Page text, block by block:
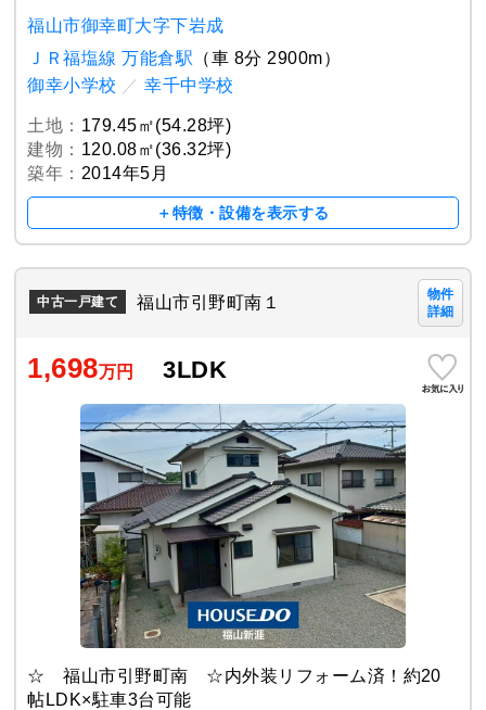
福山市御幸町大字下岩成
ＪＲ福塩線 万能倉駅 （車 8分 2900m）
御幸小学校 ／ 幸千中学校
土地： 179.45㎡(54.28坪)
建物： 120.08㎡(36.32坪)
築年： 2014年5月
＋特徴・設備を表示する
中古一戸建て 福山市引野町南１
物件
詳細
1,698万円 3LDK
☆ 福山市引野町南 ☆内外装リフォーム済！約20
帖LDK×駐車3台可能